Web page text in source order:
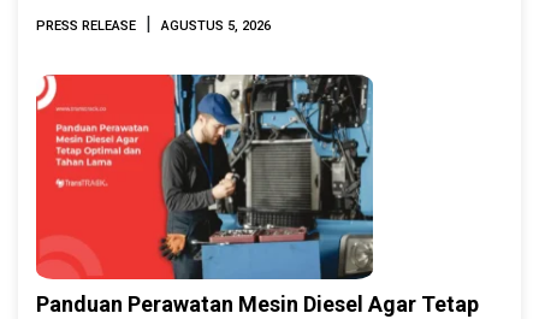
Indonesia Marine & Offshore Expo (IMOX)
PRESS RELEASE | AGUSTUS 5, 2026
Panduan Perawatan Mesin Diesel Agar Tetap